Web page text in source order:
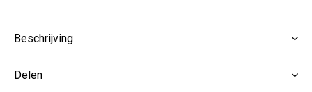
Beschrijving
Delen